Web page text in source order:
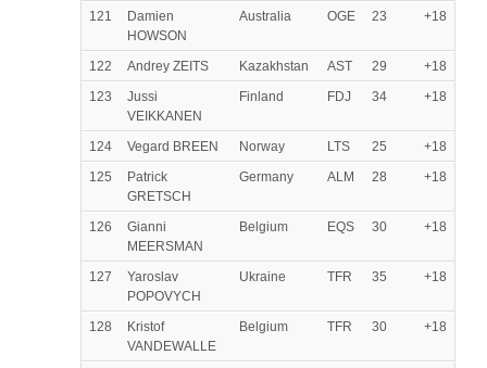
121
Damien
HOWSON
Australia OGE 23 +18
122 Andrey ZEITS Kazakhstan AST 29
+18
123
Jussi
VEIKKANEN
Finland FDJ 34 +18
124 Vegard BREEN Norway LTS 25
+18
125
Patrick
GRETSCH
Germany ALM 28 +18
126
Gianni
MEERSMAN
Belgium EQS 30 +18
127
Yaroslav
POPOVYCH
Ukraine TFR 35 +18
128
Kristof
VANDEWALLE
Belgium TFR 30 +18